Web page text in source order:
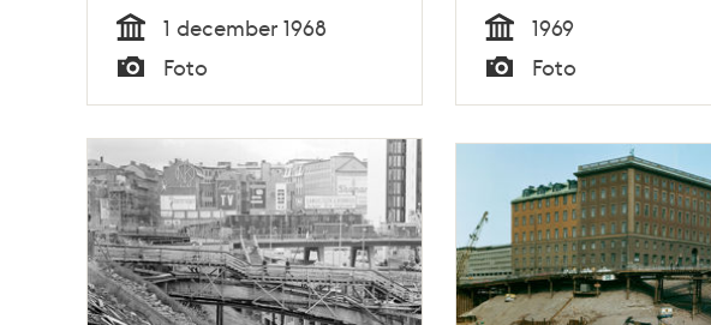
Tid
1 december 1968
Typ
Foto Tid
1969
Typ
Foto